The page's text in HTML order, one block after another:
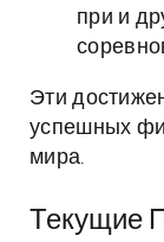
при и
Эти
успешных
мира.
Текущие